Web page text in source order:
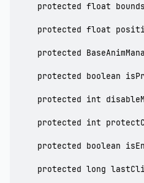
protected float
protected float
protected
protected boolean
protected int
protected int
protected boolean
protected long